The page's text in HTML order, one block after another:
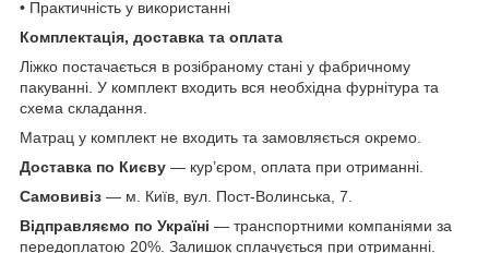
• Практичність у використанні
Комплектація, доставка та оплата
Ліжко постачається в розібраному стані у фабричному
пакуванні. У комплект входить вся необхідна фурнітура та
схема складання.
Матрац у комплект не входить та замовляється окремо.
Доставка по Києву — кур’єром, оплата при отриманні.
Самовивіз — м. Київ, вул. Пост-Волинська, 7.
Відправляємо по Україні — транспортними компаніями за
передоплатою 20%. Залишок сплачується при отриманні.